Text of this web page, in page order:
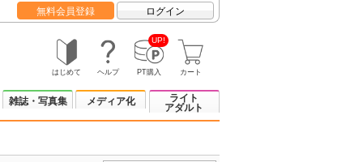
無料会員登録 ログイン
はじめて ヘルプ
UP!
PT購入 カート
雑誌・写真集 メディア化
ライト
アダルト